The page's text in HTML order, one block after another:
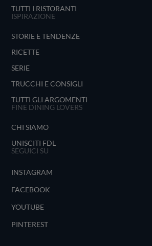
TUTTI I RISTORANTI
ISPIRAZIONE
STORIE E TENDENZE
RICETTE
SERIE
TRUCCHI E CONSIGLI
TUTTI GLI ARGOMENTI
FINE DINING LOVERS
CHI SIAMO
UNISCITI FDL
SEGUICI SU
INSTAGRAM
FACEBOOK
YOUTUBE
PINTEREST